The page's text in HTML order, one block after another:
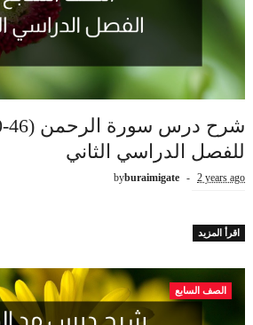
للفصل الدراسي الثاني
byburaimigate 2 years ago
اقرأ المزيد
الصف السابع